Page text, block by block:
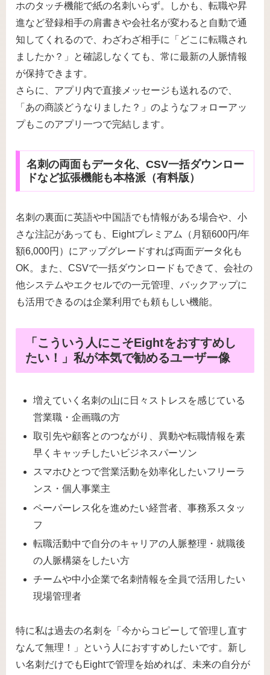
ホのタッチ機能で紙の名刺いらず。しかも、転職や昇
進など登録相手の肩書きや会社名が変わると自動で通
知してくれるので、わざわざ相手に「どこに転職され
ましたか？」と確認しなくても、常に最新の人脈情報
が保持できます。
さらに、アプリ内で直接メッセージも送れるので、
「あの商談どうなりました？」のようなフォローアッ
プもこのアプリ一つで完結します。
名刺の両面もデータ化、CSV一括ダウンロー
ドなど拡張機能も本格派（有料版）
名刺の裏面に英語や中国語でも情報がある場合や、小
さな注記があっても、Eightプレミアム（月額600円/年
額6,000円）にアップグレードすれば両面データ化も
OK。また、CSVで一括ダウンロードもできて、会社の
他システムやエクセルでの一元管理、バックアップに
も活用できるのは企業利用でも頼もしい機能。
「こういう人にこそEightをおすすめし
たい！」私が本気で勧めるユーザー像
増えていく名刺の山に日々ストレスを感じている
営業職・企画職の方
取引先や顧客とのつながり、異動や転職情報を素
早くキャッチしたいビジネスパーソン
スマホひとつで営業活動を効率化したいフリーラ
ンス・個人事業主
ペーパーレス化を進めたい経営者、事務系スタッ
フ
転職活動中で自分のキャリアの人脈整理・就職後
の人脈構築をしたい方
チームや中小企業で名刺情報を全員で活用したい
現場管理者
特に私は過去の名刺を「今からコピーして管理し直す
なんて無理！」という人におすすめしたいです。新し
い名刺だけでもEightで管理を始めれば、未来の自分が